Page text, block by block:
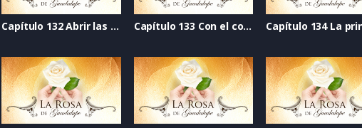
Capítulo 132 Abrir las alas Capítulo 133 Con el corazón divido